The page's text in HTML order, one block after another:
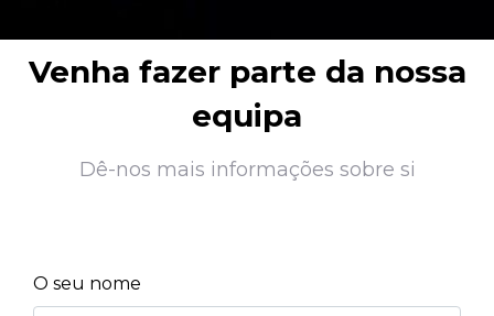
Venha fazer parte da nossa
equipa
Dê-nos mais informações sobre si
O seu nome